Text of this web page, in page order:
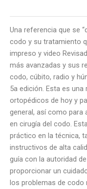
5
Edición
cantidad
Una referencia que se
codo y su tratamiento
impreso y video
más avanzadas y sus
codo, cúbito, radio y
5a edición. Esta es
ortopédicos de hoy y
general, así como para
en cirugía del codo.
práctico en la técnica,
instructivos de alta
guía con la autoridad
proporcionar un
los problemas de codo